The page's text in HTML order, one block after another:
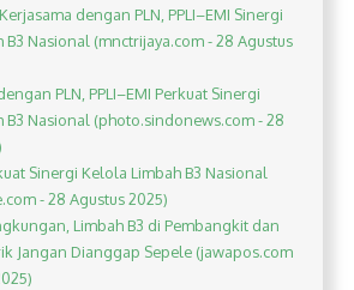
dengan PLN, PPLI–EMI Sinergi
B3 Nasional (mnctrijaya.com - 28 Agustus
PLN, PPLI–EMI Perkuat Sinergi
B3 Nasional (photo.sindonews.com - 28
Sinergi Kelola Limbah B3 Nasional
- 28 Agustus 2025)
Limbah B3 di Pembangkit dan
Jangan Dianggap Sepele (jawapos.com